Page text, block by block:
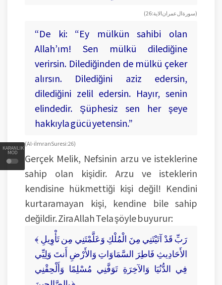
KARANLIK
MOD
(سورة ال عمران الاية: 26)
“De ki: “Ey mülkün sahibi olan
Allah’ım! Sen mülkü dilediğine
verirsin. Dilediğinden de mülkü çeker
alırsın. Dilediğini aziz edersin,
dilediğini zelil edersin. Hayır, senin
elindedir. Şüphesiz sen her şeye
hakkıyla gücü yetensin.”
(Al-i İmran Suresi: 26)
Gerçek Melik, Nefsinin arzu ve isteklerine
sahip olan kişidir. Arzu ve isteklerin
kendisine hükmettiği kişi değil! Kendini
kurtaramayan kişi, kendine bile sahip
değildir. Zira Allah Tela şöyle buyurur:
﴾ رَبِّ قَدْ آتَيْتَنِي مِنَ الْمُلْكِ وَعَلَّمْتَنِي مِن تَأْوِيلِ
الأَحَادِيثِ فَاطِرَ السَّمَاوَاتِ وَالأَرْضِ أَنتَ وَلِيِّي
فِي الدُّنُيَا وَالآخِرَةِ تَوَفَّنِي مُسْلِمًا وَأَلْحِقْنِي